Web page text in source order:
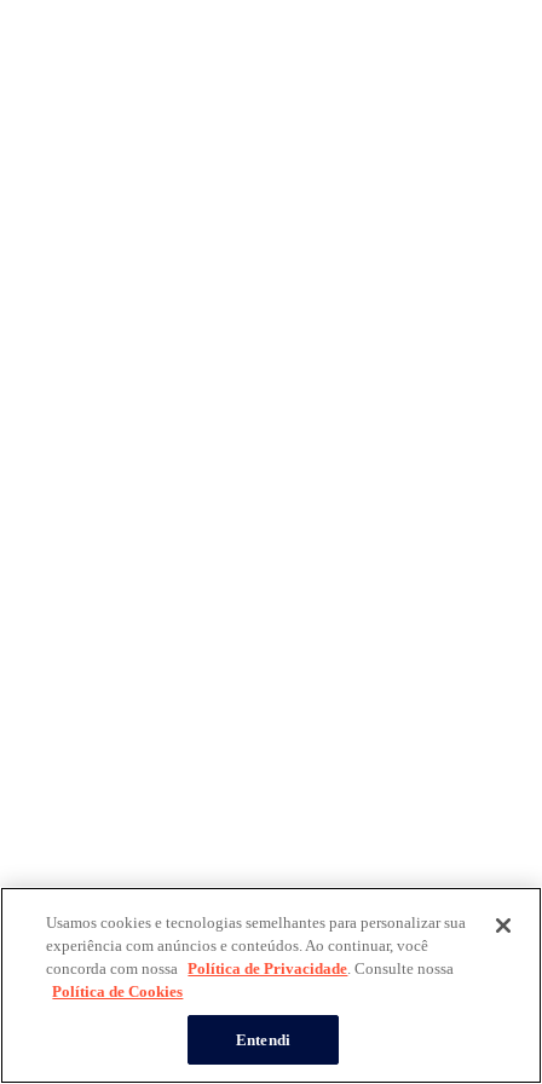
Usamos cookies e tecnologias semelhantes para personalizar sua
experiência com anúncios e conteúdos. Ao continuar, você
concorda com nossa Política de Privacidade. Consulte nossa
Política de Cookies
Entendi